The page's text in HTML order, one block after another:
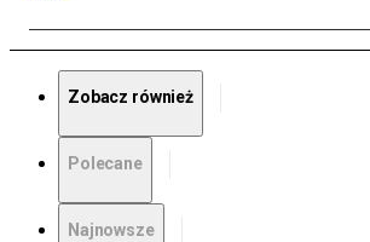
Zobacz również
Polecane
Najnowsze